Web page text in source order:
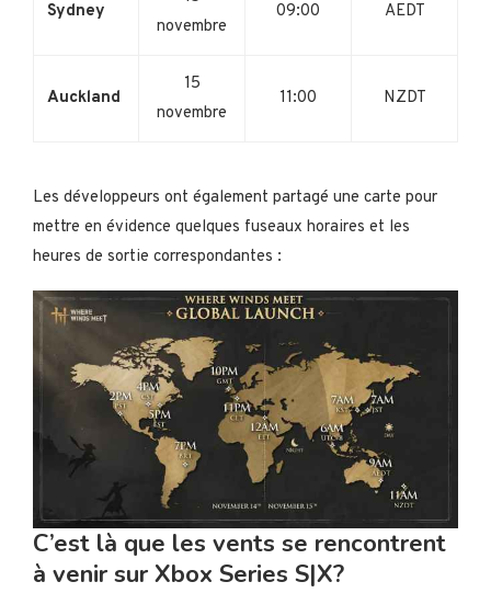
Sydney
novembre
09:00 AEDT
Auckland
15
novembre
11:00 NZDT
Les développeurs ont également partagé une carte pour
mettre en évidence quelques fuseaux horaires et les
heures de sortie correspondantes :
C’est là que les vents se rencontrent
à venir sur Xbox Series S|X?